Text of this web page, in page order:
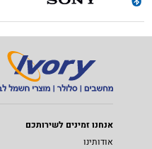
אנחנו זמינים לשירותכם
אודותינו